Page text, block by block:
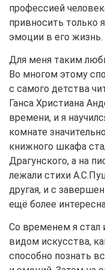
профессией
привносить только
эмоции в его жизнь.
Для меня таким
Во многом этому
с самого детства
Ганса Христиана
времени, и я
комнате
книжного шкафа
Драгунского, а на
лежали стихи
другая, и с
ещё более
Со временем я стал
видом искусства,
способно познать